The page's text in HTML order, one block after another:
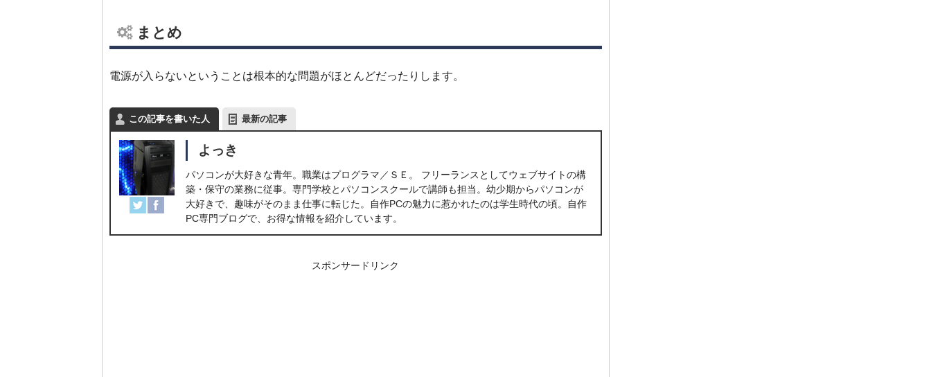
まとめ
電源が入らないということは根本的な問題がほとんどだったりします。
この記事を書いた人 最新の記事
よっき
パソコンが大好きな青年。職業はプログラマ／ＳＥ。 フリーランスとしてウェブサイトの構
築・保守の業務に従事。専門学校とパソコンスクールで講師も担当。幼少期からパソコンが
大好きで、趣味がそのまま仕事に転じた。自作PCの魅力に惹かれたのは学生時代の頃。自作
PC専門ブログで、お得な情報を紹介しています。
スポンサードリンク